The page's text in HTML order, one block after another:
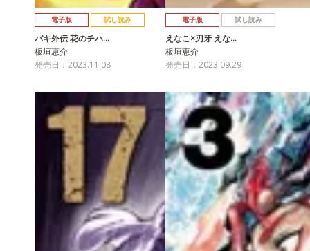
電子版 試し読み
バキ外伝 花のチハ…
板垣恵介
発売日：2023.11.08
電子版 試し読み
えなこ×刃牙 えな…
板垣恵介
発売日：2023.09.29